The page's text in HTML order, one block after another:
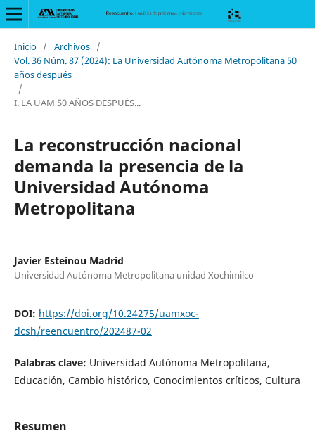
Inicio / Archivos /
Vol. 36 Núm. 87 (2024): La Universidad Autónoma Metropolitana 50
años después
/
I. LA UAM 50 AÑOS DESPUÉS...
La reconstrucción nacional
demanda la presencia de la
Universidad Autónoma
Metropolitana
Javier Esteinou Madrid
Universidad Autónoma Metropolitana unidad Xochimilco
DOI: https://doi.org/10.24275/uamxoc-
dcsh/reencuentro/202487-02
Palabras clave: Universidad Autónoma Metropolitana,
Educación, Cambio histórico, Conocimientos críticos, Cultura
Resumen